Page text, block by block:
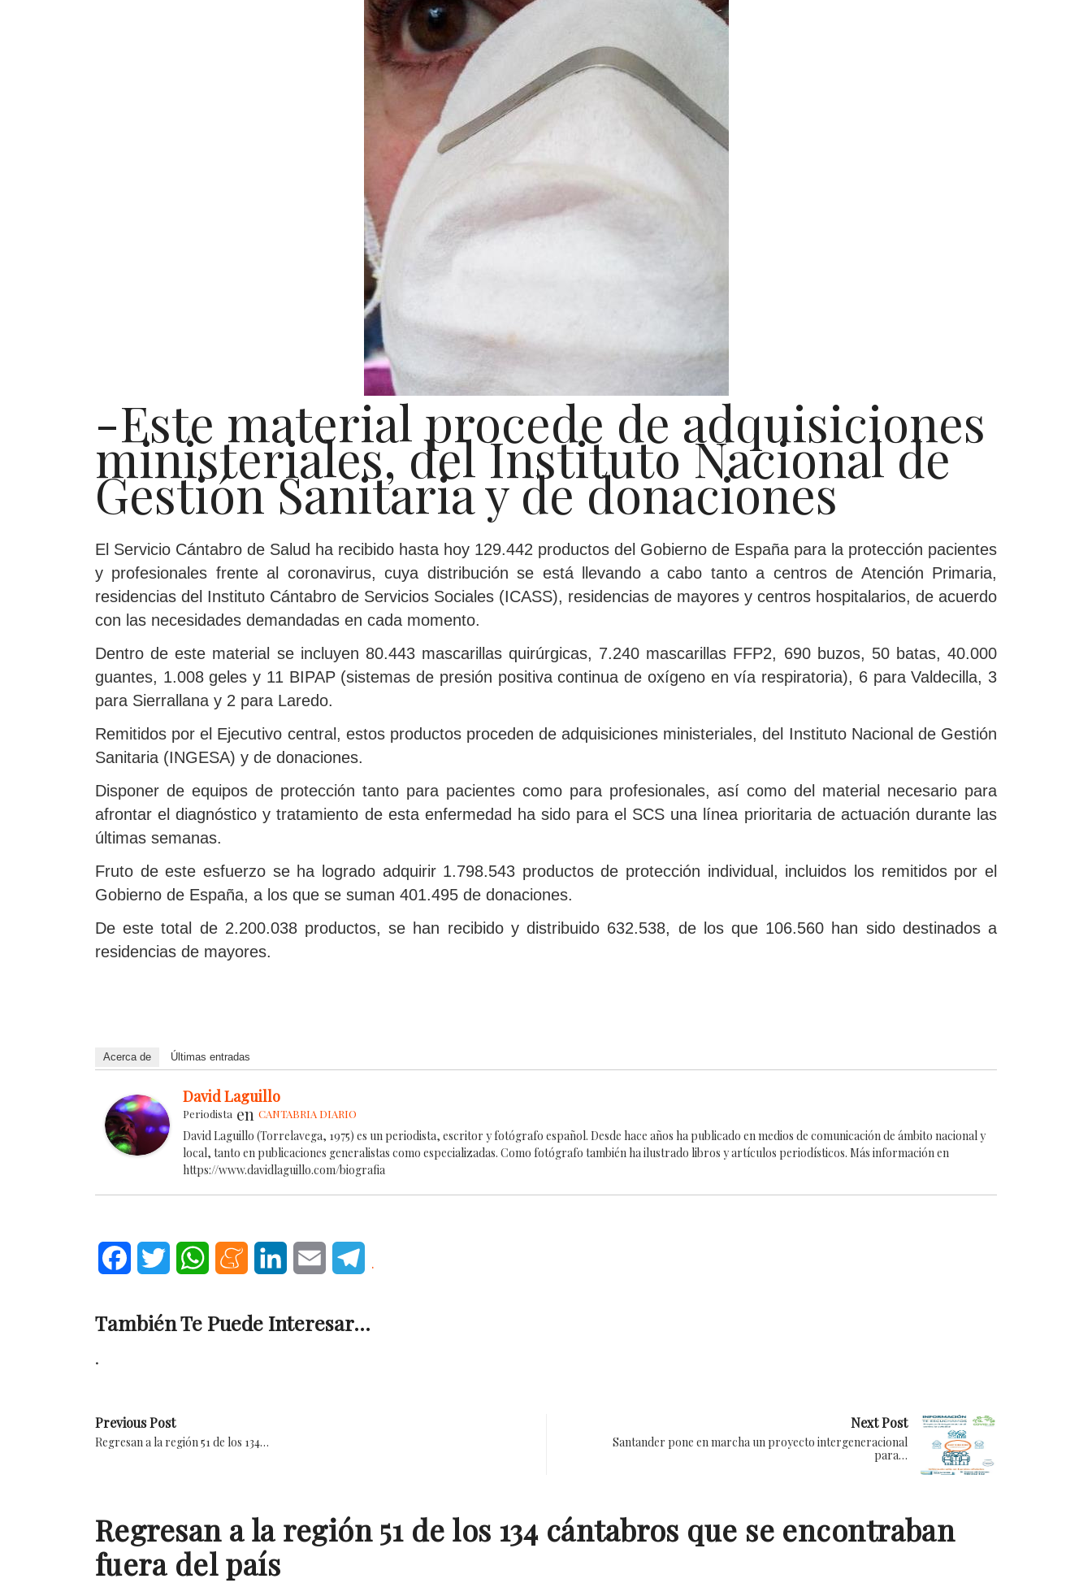
-Este material procede de adquisiciones
ministeriales, del Instituto Nacional de
Gestión Sanitaria y de donaciones
El Servicio Cántabro de Salud ha recibido hasta hoy 129.442 productos del Gobierno de España para la protección pacientes
y profesionales frente al coronavirus, cuya distribución se está llevando a cabo tanto a centros de Atención Primaria,
residencias del Instituto Cántabro de Servicios Sociales (ICASS), residencias de mayores y centros hospitalarios, de acuerdo
con las necesidades demandadas en cada momento.
Dentro de este material se incluyen 80.443 mascarillas quirúrgicas, 7.240 mascarillas FFP2, 690 buzos, 50 batas, 40.000
guantes, 1.008 geles y 11 BIPAP (sistemas de presión positiva continua de oxígeno en vía respiratoria), 6 para Valdecilla, 3
para Sierrallana y 2 para Laredo.
Remitidos por el Ejecutivo central, estos productos proceden de adquisiciones ministeriales, del Instituto Nacional de Gestión
Sanitaria (INGESA) y de donaciones.
Disponer de equipos de protección tanto para pacientes como para profesionales, así como del material necesario para
afrontar el diagnóstico y tratamiento de esta enfermedad ha sido para el SCS una línea prioritaria de actuación durante las
últimas semanas.
Fruto de este esfuerzo se ha logrado adquirir 1.798.543 productos de protección individual, incluidos los remitidos por el
Gobierno de España, a los que se suman 401.495 de donaciones.
De este total de 2.200.038 productos, se han recibido y distribuido 632.538, de los que 106.560 han sido destinados a
residencias de mayores.
Acerca de Últimas entradas
David Laguillo
Periodista en CANTABRIA DIARIO
David Laguillo (Torrelavega, 1975) es un periodista, escritor y fotógrafo español. Desde hace años ha publicado en medios de comunicación de ámbito nacional y
local, tanto en publicaciones generalistas como especializadas. Como fotógrafo también ha ilustrado libros y artículos periodísticos. Más información en
https://www.davidlaguillo.com/biografia
FacebookTwitter WhatsAppMeneameLinkedInEmail .
También Te Puede Interesar...
.
Previous Post
Regresan a la región 51 de los 134…
Next Post
Santander pone en marcha un proyecto intergeneracional
para…
Regresan a la región 51 de los 134 cántabros que se encontraban
fuera del país